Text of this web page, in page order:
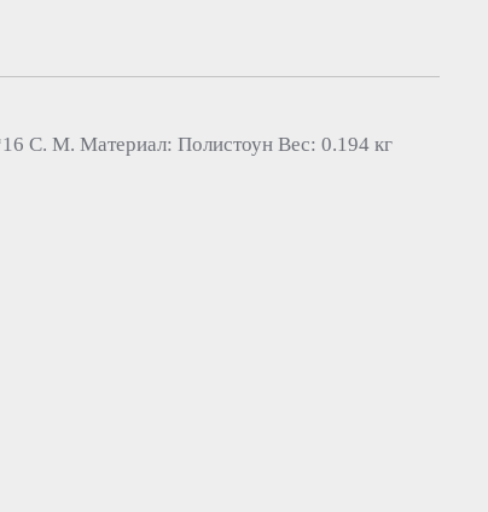
М. Материал: Полистоун Вес: 0.194 кг